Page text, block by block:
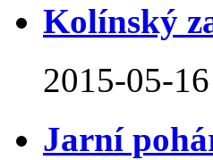
Kolínský
2015-05-16
Jarní